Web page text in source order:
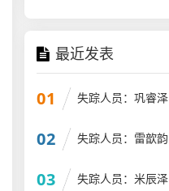
最近发表
01 失踪人员：巩睿泽
02 失踪人员：雷歆韵
03 失踪人员：米辰泽